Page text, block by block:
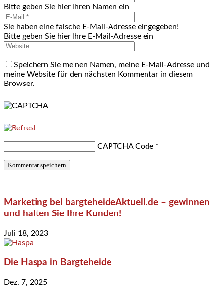
Bitte geben Sie hier Ihren Namen ein
Sie haben eine falsche E-Mail-Adresse eingegeben!
Bitte geben Sie hier Ihre E-Mail-Adresse ein
Speichern Sie meinen Namen, meine E-Mail-Adresse und
meine Website für den nächsten Kommentar in diesem
Browser.
CAPTCHA Code *
Marketing bei bargteheideAktuell.de – gewinnen
und halten Sie Ihre Kunden!
Juli 18, 2023
Die Haspa in Bargteheide
Dez. 7, 2025